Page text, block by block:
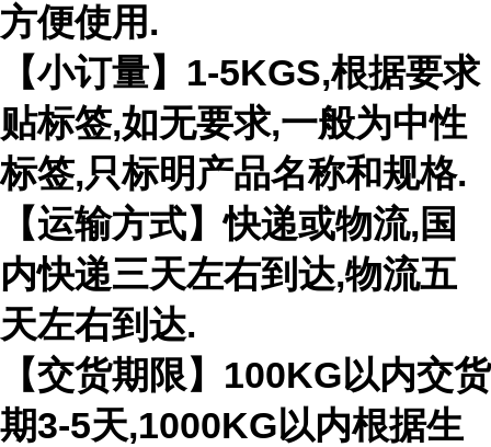
方便使用.
【小订量】1-5KGS,根据要求
贴标签,如无要求,一般为中性
标签,只标明产品名称和规格.
【运输方式】快递或物流,国
内快递三天左右到达,物流五
天左右到达.
【交货期限】100KG以内交货
期3-5天,1000KG以内根据生